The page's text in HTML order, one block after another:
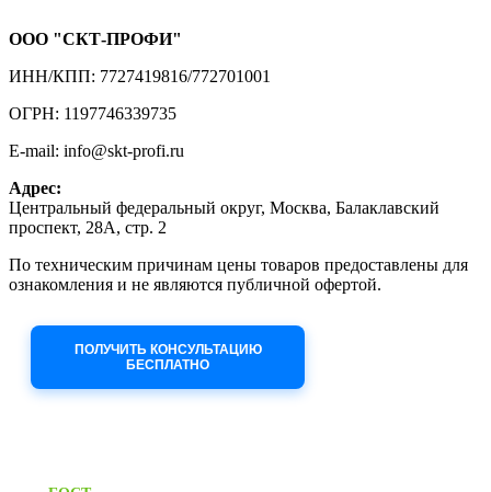
ООО "СКТ-ПРОФИ"
ИНН/КПП: 7727419816/772701001
ОГРН: 1197746339735
E-mail: info@skt-profi.ru
Адрес:
Центральный федеральный округ, Москва, Балаклавский
проспект, 28А, стр. 2
По техническим причинам цены товаров предоставлены для
ознакомления и не являются публичной офертой.
ПОЛУЧИТЬ КОНСУЛЬТАЦИЮ
БЕСПЛАТНО
Предоставляем паспорт